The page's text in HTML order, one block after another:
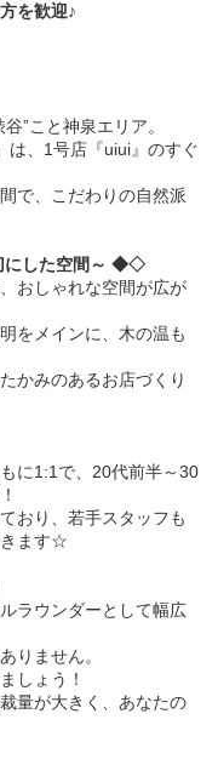
を歓迎♪
”こと神泉エリア。
は、1号店『uiui』のすぐ
で、こだわりの自然派
にした空間～ ◆◇
おしゃれな空間が広が
をメインに、木の温も
かみのあるお店づくり
に1:1で、20代前半～30
おり、若手スタッフも
きます☆
ラウンダーとして幅広
りません。
しょう！
量が大きく、あなたの